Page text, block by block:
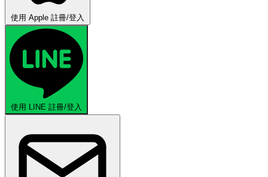
使用 Apple 註冊/登入
使用 LINE 註冊/登入